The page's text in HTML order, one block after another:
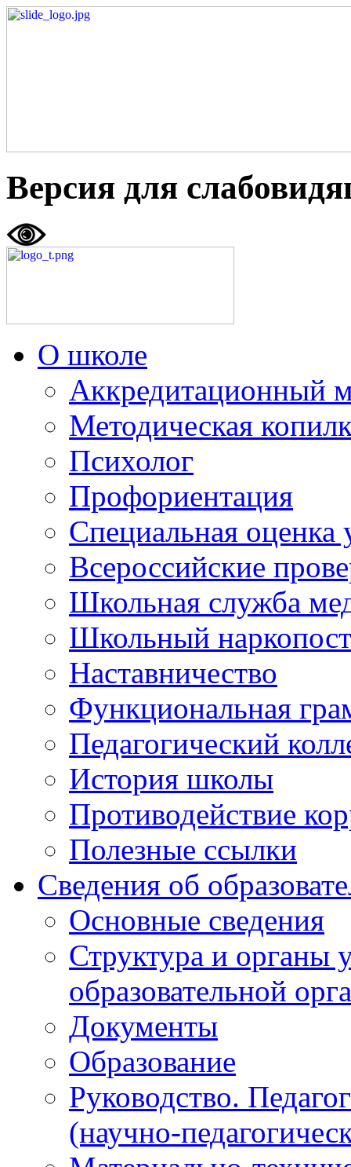
Версия для
О школе
Аккредитационный
Методическая
Психолог
Профориентация
Специальная оценка
Всероссийские
Школьная служба
Школьный наркопост
Наставничество
Функциональная
Педагогический
История школы
Противодействие
Полезные ссылки
Сведения об
Основные сведения
Структура и органы
образовательной
Документы
Образование
Руководство.
(научно-